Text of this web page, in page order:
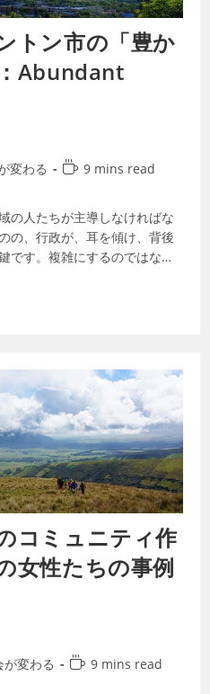
トン市の「豊か
Abundant
変わる 9 mins read
の人たちが主導しなければな
の、行政が、耳を傾け、背後
です。複雑にするのではな
コミュニティ作
女性たちの事例
が変わる 9 mins read